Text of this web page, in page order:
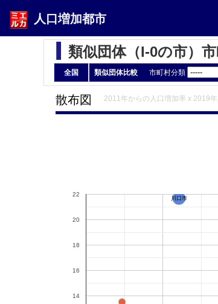
人口増加都市
類似団体（I-0の市）
全国 類似団体比較 市町村分類
散布図 2011年からの人口増加率 x 2019
川口市
14
16
18
20
22